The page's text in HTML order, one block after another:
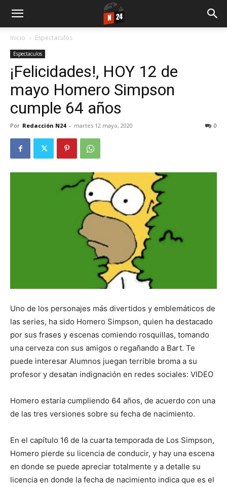
Inicio Espectaculos
Espectaculos
¡Felicidades!, HOY 12 de
mayo Homero Simpson
cumple 64 años
Por Redacción N24 - martes 12 mayo, 2020 0
Uno de los personajes más divertidos y emblemáticos de
las series, ha sido Homero Simpson, quien ha destacado
por sus frases y escenas comiendo rosquillas, tomando
una cerveza con sus amigos o regañando a Bart. Te
puede interesar Alumnos juegan terrible broma a su
profesor y desatan indignación en redes sociales: VIDEO
Homero estaría cumpliendo 64 años, de acuerdo con una
de las tres versiones sobre su fecha de nacimiento.
En el capítulo 16 de la cuarta temporada de Los Simpson,
Homero pierde su licencia de conducir, y hay una escena
en donde se puede apreciar totalmente y a detalle su
licencia en donde la fecha de nacimiento indica que es el